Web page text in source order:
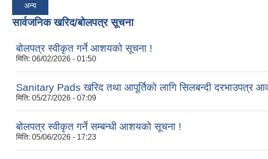
अन्य
सार्वजनिक खरिद/बोलपत्र सूचना
बोलपत्र स्वीकृत गर्ने आशयको सूचना !
मिति: 06/02/2026 - 01:50
Sanitary Pads खरिद तथा आपूर्तिको लागि सिलबन्दी दरभाउपत्र
मिति: 05/27/2026 - 07:09
बोलपत्र स्वीकृत गर्ने सम्बन्धी आशयको सूचना !
मिति: 05/06/2026 - 17:23